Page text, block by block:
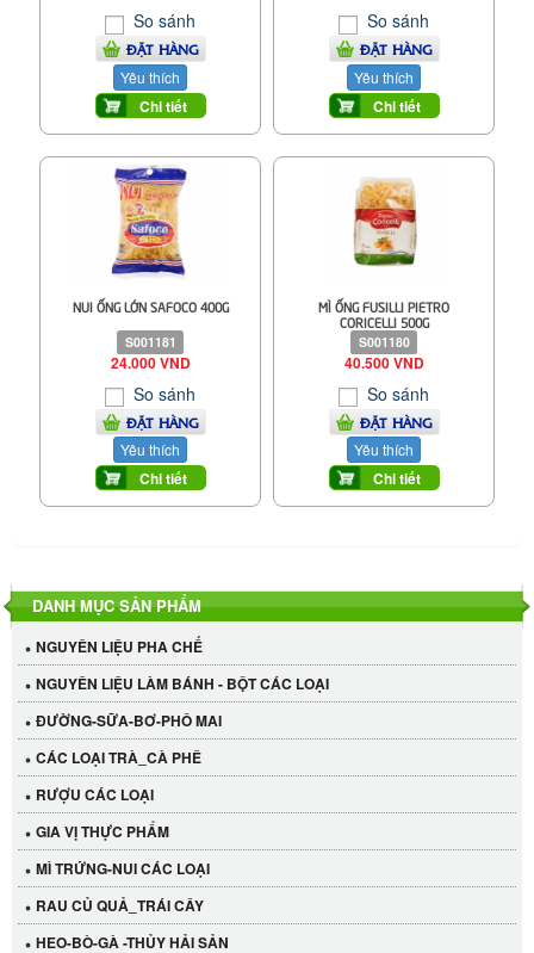
So sánh
ĐẶT HÀNG
Yêu thích
Chi tiết
So sánh
ĐẶT HÀNG
Yêu thích
Chi tiết
NUI ỐNG LỚN SAFOCO 400G
S001181
24.000 VND
So sánh
ĐẶT HÀNG
Yêu thích
Chi tiết
MÌ ỐNG FUSILLI PIETRO
CORICELLI 500G
S001180
40.500 VND
So sánh
ĐẶT HÀNG
Yêu thích
Chi tiết
DANH MỤC SẢN PHẨM
NGUYÊN LIỆU PHA CHẾ
NGUYÊN LIỆU LÀM BÁNH - BỘT CÁC LOẠI
ĐƯỜNG-SỮA-BƠ-PHÔ MAI
CÁC LOẠI TRÀ_CÀ PHÊ
RƯỢU CÁC LOẠI
GIA VỊ THỰC PHẨM
MÌ TRỨNG-NUI CÁC LOẠI
RAU CỦ QUẢ_TRÁI CÂY
HEO-BÒ-GÀ -THỦY HẢI SẢN